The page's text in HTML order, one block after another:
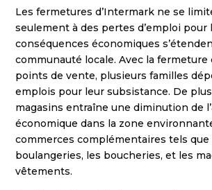
Les fermetures d’Intermark ne se
seulement à des pertes d’emploi pour
conséquences économiques
communauté locale. Avec la fermeture
points de vente, plusieurs familles
emplois pour leur subsistance. De
magasins entraîne une diminution de
économique dans la zone
commerces complémentaires tels que
boulangeries, les boucheries, et les
vêtements.